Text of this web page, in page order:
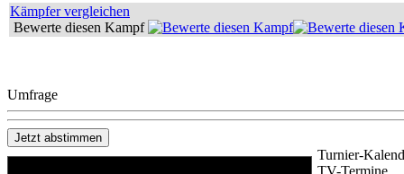
Kämpfer vergleichen
Bewerte diesen Kampf
Umfrage
Turnier-
TV-Termine